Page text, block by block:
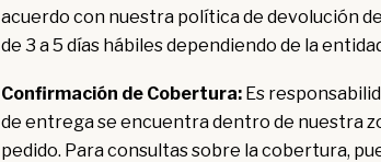
acuerdo con nuestra política de devolución
de 3 a 5 días hábiles dependiendo de la
Confirmación de Cobertura: Es
de entrega se encuentra dentro de nuestra
pedido. Para consultas sobre la cobertura,